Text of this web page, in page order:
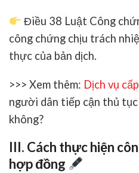
Điều 38 Luật Công
công chứng chịu trách
thực của bản dịch.
>>> Xem thêm: Dịch vụ
người dân tiếp cận thủ
không?
III. Cách thực hiện
hợp đồng